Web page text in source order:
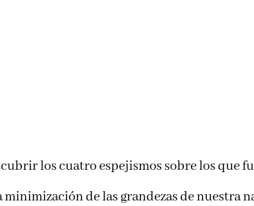
los cuatro espejismos sobre los que
de las grandezas de nuestra